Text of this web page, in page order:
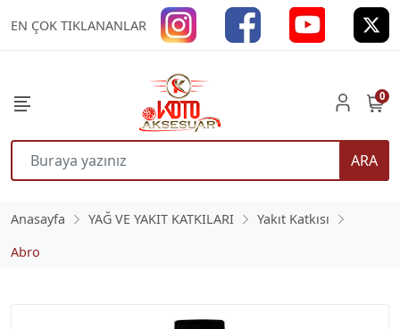
EN ÇOK TIKLANANLAR
ARA
0
Anasayfa YAĞ VE YAKIT KATKILARI
Yakıt Katkısı
Abro